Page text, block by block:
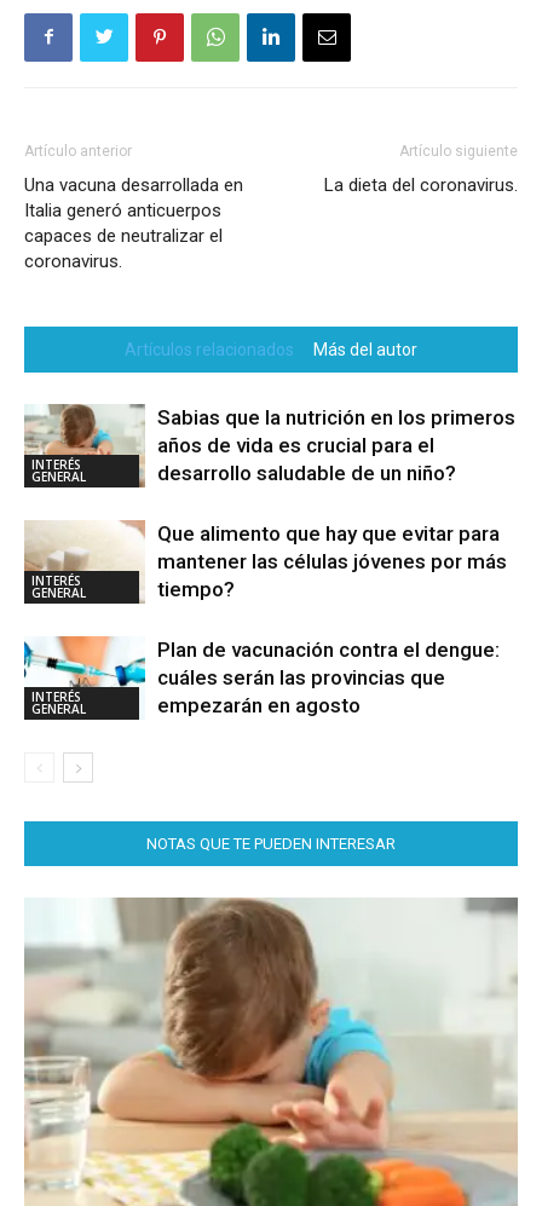
Artículo anterior
Una vacuna desarrollada en
Italia generó anticuerpos
capaces de neutralizar el
coronavirus.
Artículo siguiente
La dieta del coronavirus.
Artículos relacionados Más del autor
INTERÉS
GENERAL
Sabias que la nutrición en los primeros
años de vida es crucial para el
desarrollo saludable de un niño?
INTERÉS
GENERAL
Que alimento que hay que evitar para
mantener las células jóvenes por más
tiempo?
INTERÉS
GENERAL
Plan de vacunación contra el dengue:
cuáles serán las provincias que
empezarán en agosto
NOTAS QUE TE PUEDEN INTERESAR